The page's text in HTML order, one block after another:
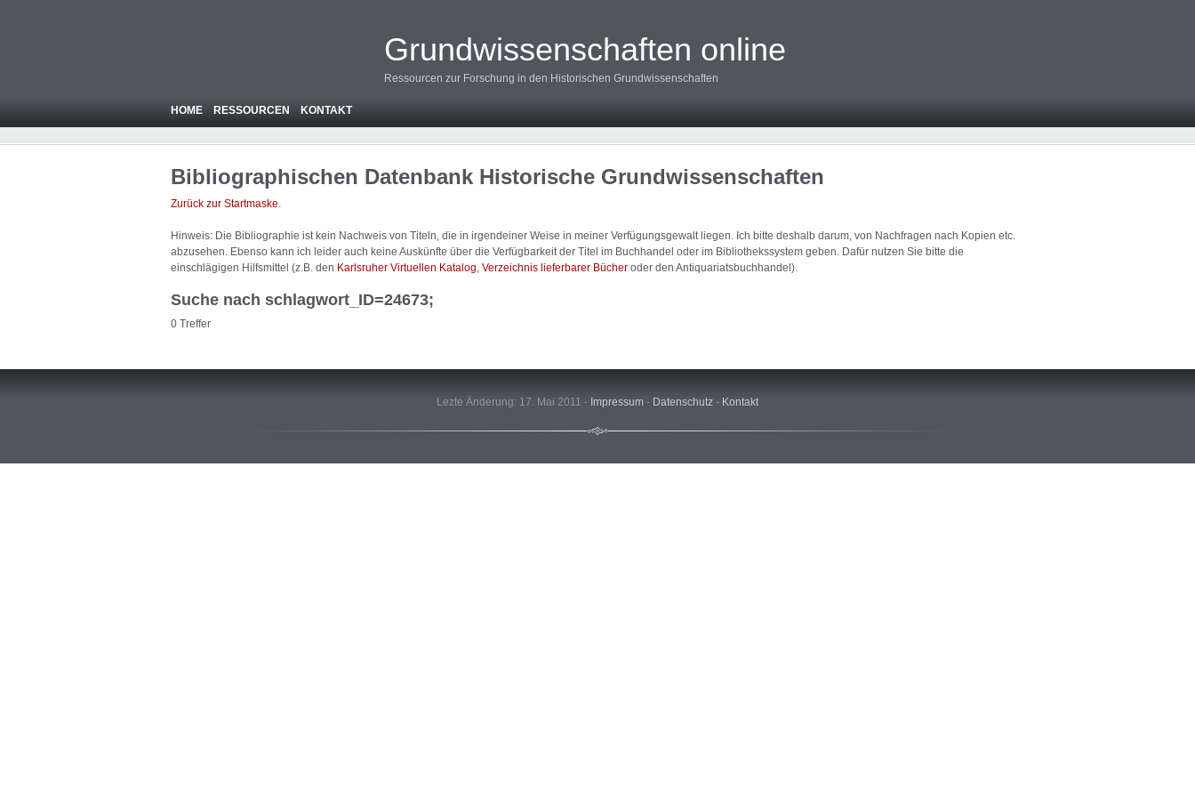
Grundwissenschaften online
Ressourcen zur Forschung in den Historischen Grundwissenschaften
HOME RESSOURCEN KONTAKT
Bibliographischen Datenbank Historische Grundwissenschaften
Zurück zur Startmaske.
Hinweis: Die Bibliographie ist kein Nachweis von Titeln, die in irgendeiner Weise in meiner Verfügungsgewalt liegen. Ich bitte deshalb darum, von Nachfragen nach Kopien etc.
abzusehen. Ebenso kann ich leider auch keine Auskünfte über die Verfügbarkeit der Titel im Buchhandel oder im Bibliothekssystem geben. Dafür nutzen Sie bitte die
einschlägigen Hilfsmittel (z.B. den Karlsruher Virtuellen Katalog Verzeichnis lieferbarer Bücher oder den Antiquariatsbuchhandel).
Suche nach schlagwort_ID=24673;
0 Treffer
Lezte Änderung: 17. Mai 2011 - Impressum - Datenschutz - Kontakt